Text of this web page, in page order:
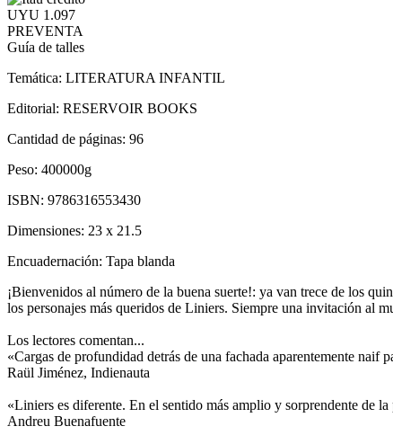
UYU 1.097
PREVENTA
Guía de talles
Temática: LITERATURA INFANTIL
Editorial: RESERVOIR BOOKS
Cantidad de páginas: 96
Peso: 400000g
ISBN: 9786316553430
Dimensiones: 23 x 21.5
Encuadernación: Tapa blanda
¡Bienvenidos al número de la buena suerte!: ya van trece de los
los personajes más queridos de Liniers. Siempre una invitación al
Los lectores comentan...
«Cargas de profundidad detrás de una fachada aparentemente naif
Raül Jiménez, Indienauta
«Liniers es diferente. En el sentido más amplio y sorprendente de la
Andreu Buenafuente